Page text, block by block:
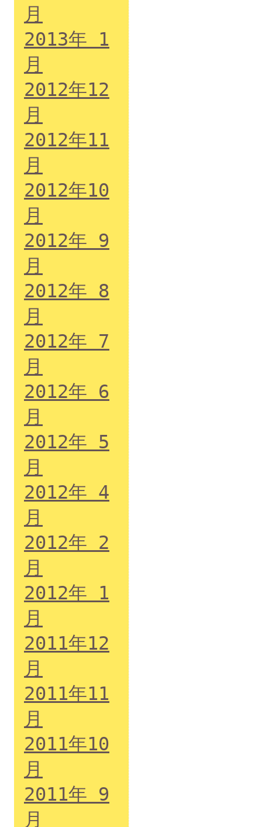
月
2013年 1
月
2012年12
月
2012年11
月
2012年10
月
2012年 9
月
2012年 8
月
2012年 7
月
2012年 6
月
2012年 5
月
2012年 4
月
2012年 2
月
2012年 1
月
2011年12
月
2011年11
月
2011年10
月
2011年 9
月